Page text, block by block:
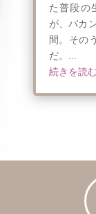
た普段の
が、バカ
間。その
だ。...
続きを読む